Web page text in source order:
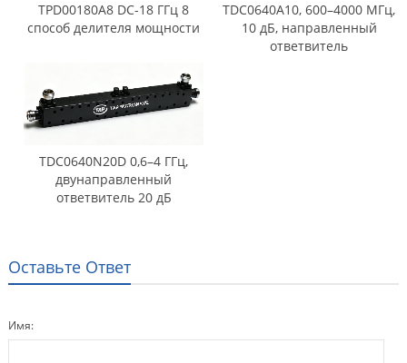
TPD00180A8 DC-18 ГГц 8
способ делителя мощности
TDC0640A10, 600–4000 МГц,
10 дБ, направленный
ответвитель
TDC0640N20D 0,6–4 ГГц,
двунаправленный
ответвитель 20 дБ
Оставьте Ответ
Имя: